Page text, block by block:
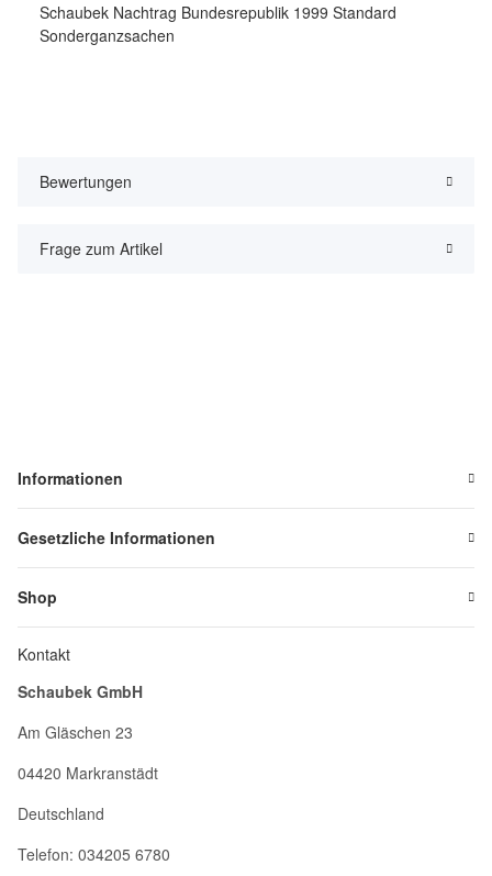
Schaubek Nachtrag Bundesrepublik 1999 Standard
Sonderganzsachen
Bewertungen
Frage zum Artikel
Informationen
Gesetzliche Informationen
Shop
Kontakt
Schaubek GmbH
Am Gläschen 23
04420 Markranstädt
Deutschland
Telefon: 034205 6780